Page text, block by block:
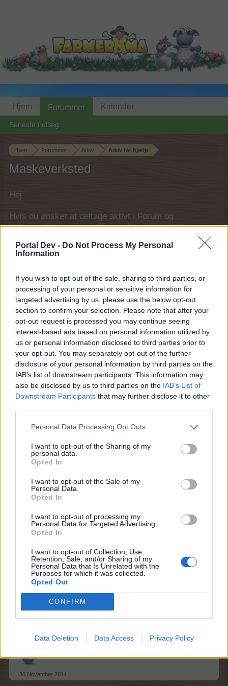
Portal Dev - Do Not Process My Personal
Information
If you wish to opt-out of the sale, sharing to third parties, or
processing of your personal or sensitive information for
targeted advertising by us, please use the below opt-out
section to confirm your selection. Please note that after your
opt-out request is processed you may continue seeing
interest-based ads based on personal information utilized by
us or personal information disclosed to third parties prior to
your opt-out. You may separately opt-out of the further
disclosure of your personal information by third parties on the
IAB’s list of downstream participants. This information may
also be disclosed by us to third parties on the IAB’s List of
Downstream Participants that may further disclose it to other
Personal Data Processing Opt Outs
I want to opt-out of the Sharing of my
personal data.
Opted In
I want to opt-out of the Sale of my
Personal Data.
Opted In
I want to opt-out of processing my
Personal Data for Targeted Advertising.
Opted In
I want to opt-out of Collection, Use,
Retention, Sale, and/or Sharing of my
Personal Data that Is Unrelated with the
Purposes for which it was collected.
Opted Out
CONFIRM
Data Deletion Data Access Privacy Policy
Hjem Forummer Arkiv Arkiv for hjælp
Maskeverksted
Hej
Hvis du ønsker at deltage aktivt i Forum og
deltage i diskussioner eller ønsker at starte dine
Venligst registrer dig, hvis du ikke allerede har en
konto. Vi ser frem til dit næste besøg i vores
Trådstatus: Ikke åben for yderligere svar.
findface.eu
Forum-lærling
Hej,
Jeg er på Nivå 77 og har skaffet "Maskeverksted" men
kan ikke give mad eller vann.
Fr-jensen
Forum kejser
Et maskeværksted er vaskebjørnens (ved ikke hvad den
hedder på norsk) produktionsværksted.
Maskeværkstedet skal "fodres" med vaskebjørnefoder +
vaskebjørne.
30 November 2014
findface.eu
Forum-lærling
Takk for svar Fr-jensen
den er ferdig så kanskje det hjelper når jeg har dette
30 November 2014
Hjem Forummer
Seneste indlæg
Kalender